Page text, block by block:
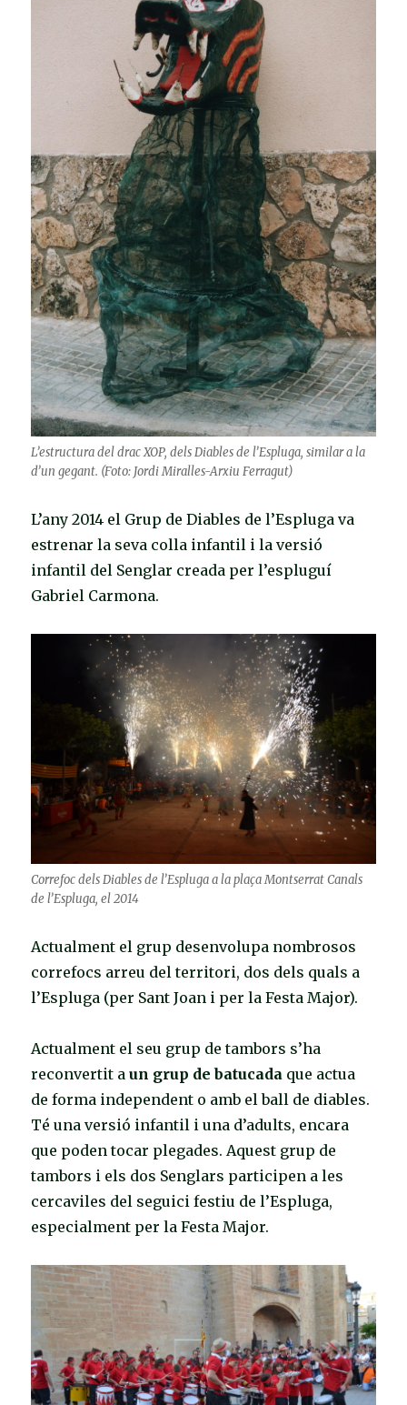
L’estructura del drac XOP, dels Diables de l’Espluga, similar a la
d’un gegant. (Foto: Jordi Miralles-Arxiu Ferragut)
L’any 2014 el Grup de Diables de l’Espluga va
estrenar la seva colla infantil i la versió
infantil del Senglar creada per l’espluguí
Gabriel Carmona.
Correfoc dels Diables de l’Espluga a la plaça Montserrat Canals
de l’Espluga, el 2014
Actualment el grup desenvolupa nombrosos
correfocs arreu del territori, dos dels quals a
l’Espluga (per Sant Joan i per la Festa Major).
Actualment el seu grup de tambors s’ha
reconvertit aun grup de batucada que actua
de forma independent o amb el ball de diables.
Té una versió infantil i una d’adults, encara
que poden tocar plegades. Aquest grup de
tambors i els dos Senglars participen a les
cercaviles del seguici festiu de l’Espluga,
especialment per la Festa Major.